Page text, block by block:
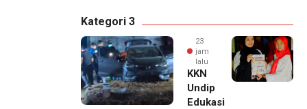
Kategori 3
23
jam
lalu
KKN
Undip
Edukasi